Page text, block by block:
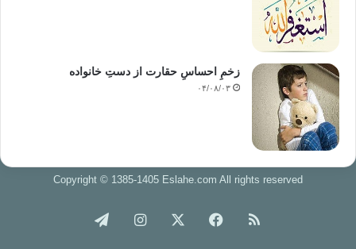
زخمِ احساسِ حقارت از دستِ خانواده
۰۴/۰۸/۰۳
Copyright © 1385-1405 Eslahe.com All rights reserved
خوراک فیس اینستاگرام